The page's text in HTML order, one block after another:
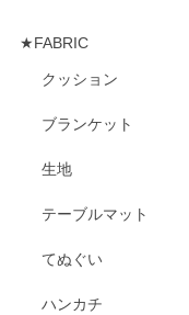
★FABRIC
クッション
ブランケット
生地
テーブルマット
てぬぐい
ハンカチ